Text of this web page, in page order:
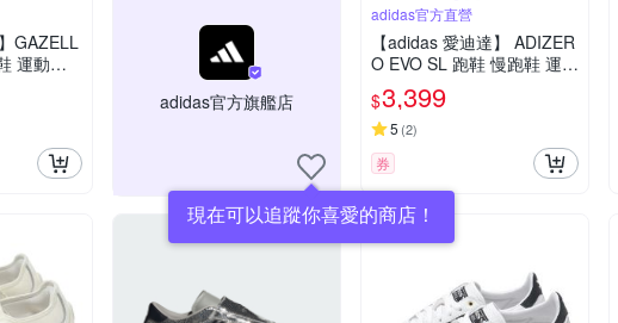
GAZELL
運動鞋
JR3238
adidas官方旗艦店
現在可以追蹤你喜愛的商店！
adidas官方直營
【adidas 愛迪達】 ADIZER
O EVO SL 跑鞋 慢跑鞋 運動
鞋 女鞋 KI3948
$3,399
5 (2)
券